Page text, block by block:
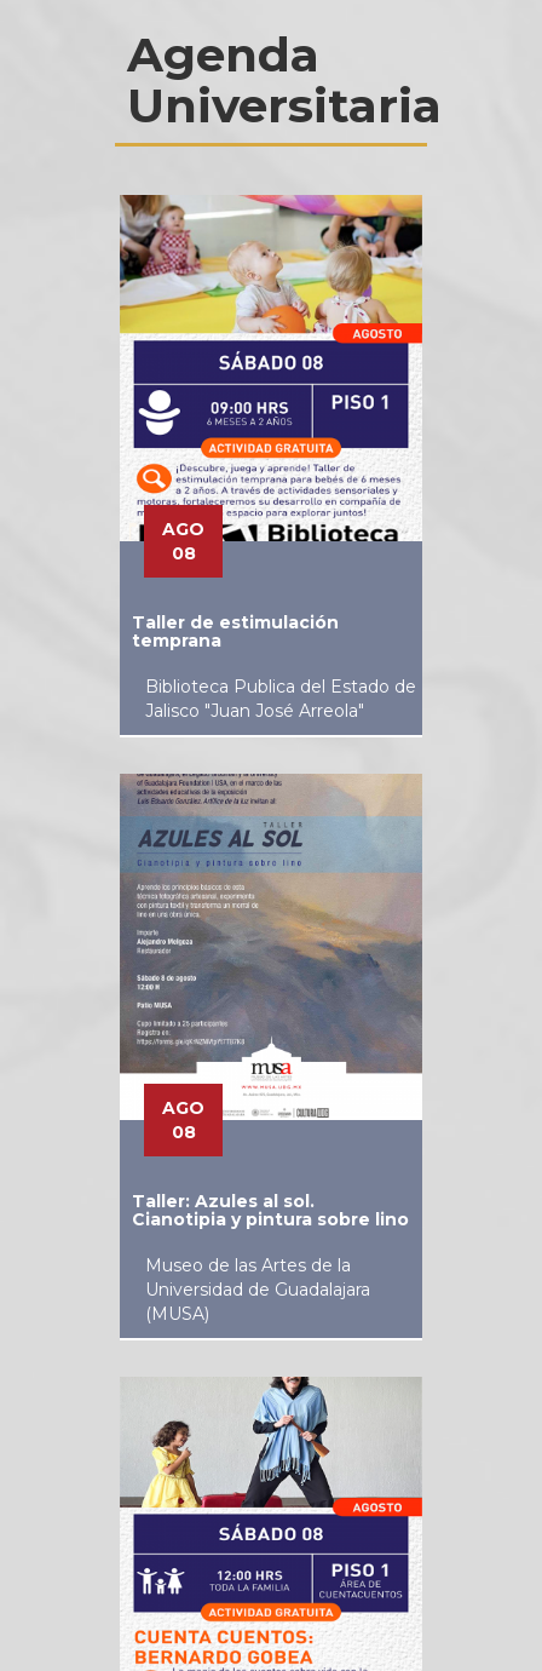
Agenda
Universitaria
AGO
08
Taller de estimulación
temprana
Biblioteca Publica del Estado de
Jalisco "Juan José Arreola"
AGO
08
Taller: Azules al sol.
Cianotipia y pintura sobre lino
Museo de las Artes de la
Universidad de Guadalajara
(MUSA)